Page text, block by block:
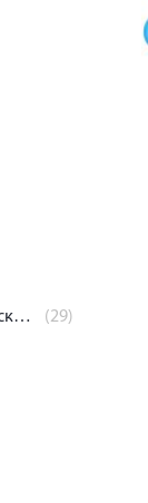
Рекитт Бенкизер Хелскэр Интернешнл Лтд (29)